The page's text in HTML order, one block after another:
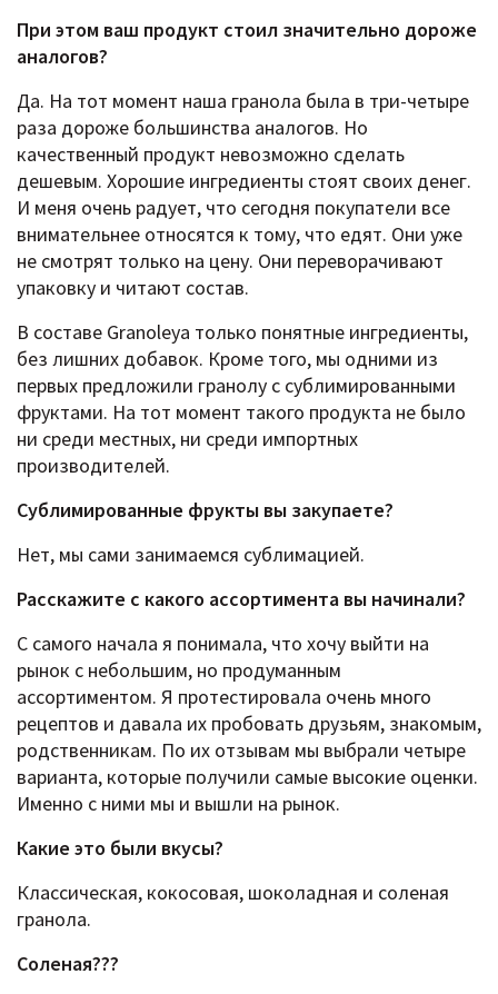
При этом ваш продукт стоил значительно дороже
аналогов?
Да. На тот момент наша гранола была в три-четыре
раза дороже большинства аналогов. Но
качественный продукт невозможно сделать
дешевым. Хорошие ингредиенты стоят своих денег.
И меня очень радует, что сегодня покупатели все
внимательнее относятся к тому, что едят. Они уже
не смотрят только на цену. Они переворачивают
упаковку и читают состав.
В составе Granoleya только понятные ингредиенты,
без лишних добавок. Кроме того, мы одними из
первых предложили гранолу с сублимированными
фруктами. На тот момент такого продукта не было
ни среди местных, ни среди импортных
производителей.
Сублимированные фрукты вы закупаете?
Нет, мы сами занимаемся сублимацией.
Расскажите c какого ассортимента вы начинали?
С самого начала я понимала, что хочу выйти на
рынок с небольшим, но продуманным
ассортиментом. Я протестировала очень много
рецептов и давала их пробовать друзьям, знакомым,
родственникам. По их отзывам мы выбрали четыре
варианта, которые получили самые высокие оценки.
Именно с ними мы и вышли на рынок.
Какие это были вкусы?
Классическая, кокосовая, шоколадная и соленая
гранола.
Соленая???